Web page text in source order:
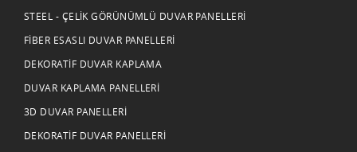
STEEL - ÇELIK GÖRÜNÜMLÜ DUVAR PANELLERI
FIBER ESASLI DUVAR PANELLERI
DEKORATIF DUVAR KAPLAMA
DUVAR KAPLAMA PANELLERI
3D DUVAR PANELLERI
DEKORATIF DUVAR PANELLERI